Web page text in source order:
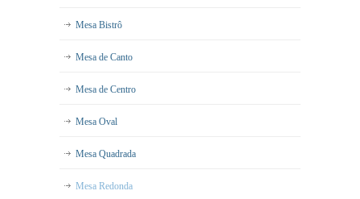
Mesa Bistrô
Mesa de Canto
Mesa de Centro
Mesa Oval
Mesa Quadrada
Mesa Redonda